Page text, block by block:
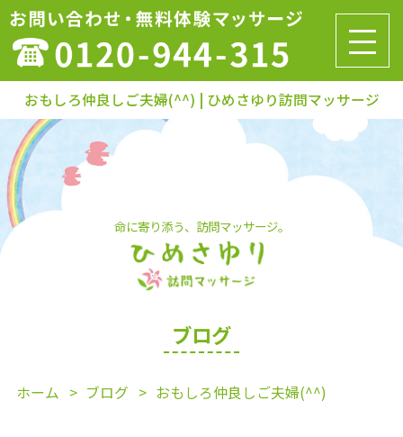
おもしろ仲良しご夫婦(^^) | ひめさゆり訪問マッサージ
命に寄り添う、訪問マッサージ。
ブログ
ホーム ブログ おもしろ仲良しご夫婦(^^)